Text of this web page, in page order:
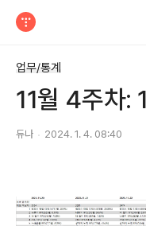
업무/통계
11월 4주차:
듀나 2024. 1. 4. 08:40